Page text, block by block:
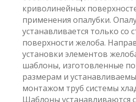
криволинейных
применения опалубки.
устанавливается только со
поверхности желоба.
установки элементов
шаблоны, изготовленные
размерам и
монтажом труб системы
Шаблоны устанавливаются